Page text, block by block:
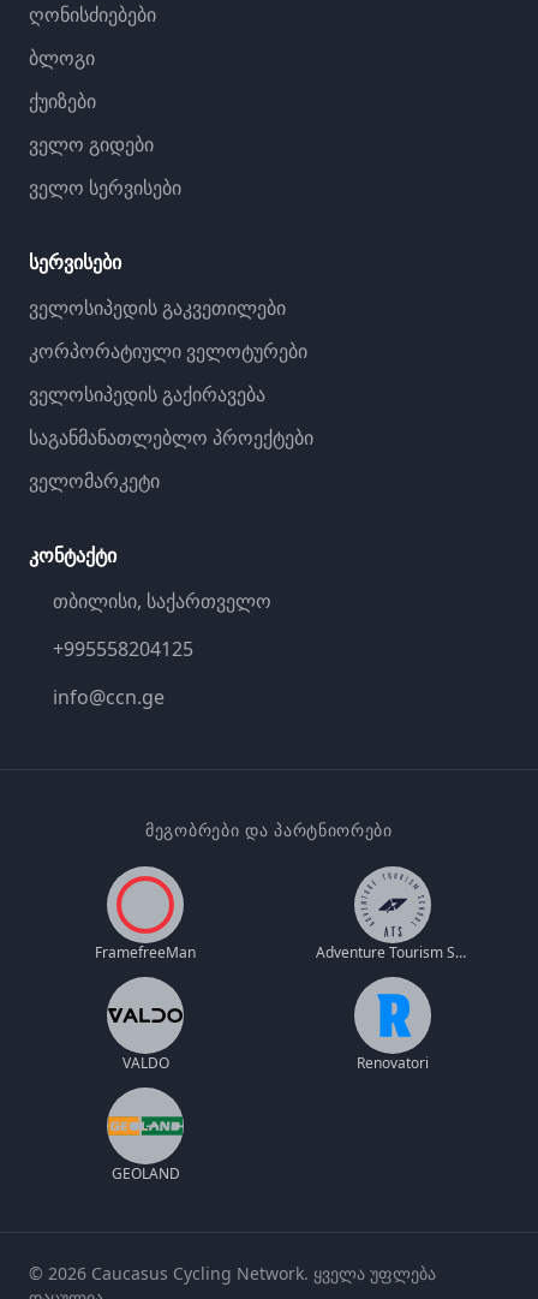
ღონისძიებები
ბლოგი
ქუიზები
ველო გიდები
ველო სერვისები
სერვისები
ველოსიპედის გაკვეთილები
კორპორატიული ველოტურები
ველოსიპედის გაქირავება
საგანმანათლებლო პროექტები
ველომარკეტი
კონტაქტი
თბილისი, საქართველო
+995558204125
info@ccn.ge
ᲛᲔᲒᲝᲑᲠᲔᲑᲘ ᲓᲐ ᲞᲐᲠᲢᲜᲘᲝᲠᲔᲑᲘ
FramefreeMan Adventure Tourism School
VALDO Renovatori
GEOLAND
© 2026 Caucasus Cycling Network. ყველა უფლება